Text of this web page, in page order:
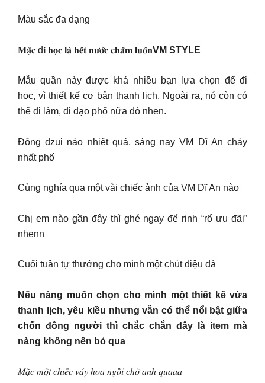
Màu sắc đa dạng
𝐌𝐚̣̆𝐜 đ𝐢 𝐡𝐨̣𝐜 𝐥𝐚̀ 𝐡𝐞̂́𝐭 𝐧𝐮̛𝐨̛́𝐜 𝐜𝐡𝐚̂́𝐦 𝐥𝐮𝐨̂𝐧VM STYLE
Mẫu quần này được khá nhiều bạn lựa chọn để đi
học, vì thiết kế cơ bản thanh lịch. Ngoài ra, nó còn có
thể đi làm, đi dạo phố nữa đó nhen.
Đông dzui náo nhiệt quá, sáng nay VM Dĩ An cháy
nhất phố
Cùng nghía qua một vài chiếc ảnh của VM Dĩ An nào
Chị em nào gần đây thì ghé ngay để rinh “rổ ưu đãi”
nhenn
Cuối tuần tự thưởng cho mình một chút điệu đà
Nếu nàng muốn chọn cho mình một thiết kế vừa
thanh lịch, yêu kiều nhưng vẫn có thể nổi bật giữa
chốn đông người thì chắc chắn đây là item mà
nàng không nên bỏ qua
𝑀𝑎̣̆𝑐 𝑚𝑜̣̂𝑡 𝑐ℎ𝑖𝑒̂́𝑐 𝑣𝑎́𝑦 ℎ𝑜𝑎 𝑛𝑔𝑜̂̀𝑖 𝑐ℎ𝑜̛̀ 𝑎𝑛ℎ 𝑞𝑢𝑎𝑎𝑎